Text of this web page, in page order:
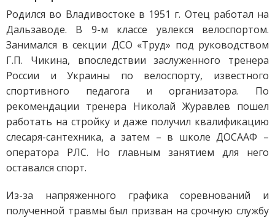
Родился во Владивостоке в 1951 г. Отец работал на
Дальзаводе. В 9-м классе увлекся велоспортом.
Занимался в секции ДСО «Труд» под руководством
Г.П. Чикина, впоследствии заслуженного тренера
России и Украины по велоспорту, известного
спортивного педагога и организатора. По
рекомендации тренера Николай Журавлев пошел
работать на стройку и даже получил квалификацию
слесаря-сантехника, а затем – в школе ДОСААФ –
оператора РЛС. Но главным занятием для него
оставался спорт.
Из-за напряженного графика соревнований и
полученной травмы был призван на срочную службу